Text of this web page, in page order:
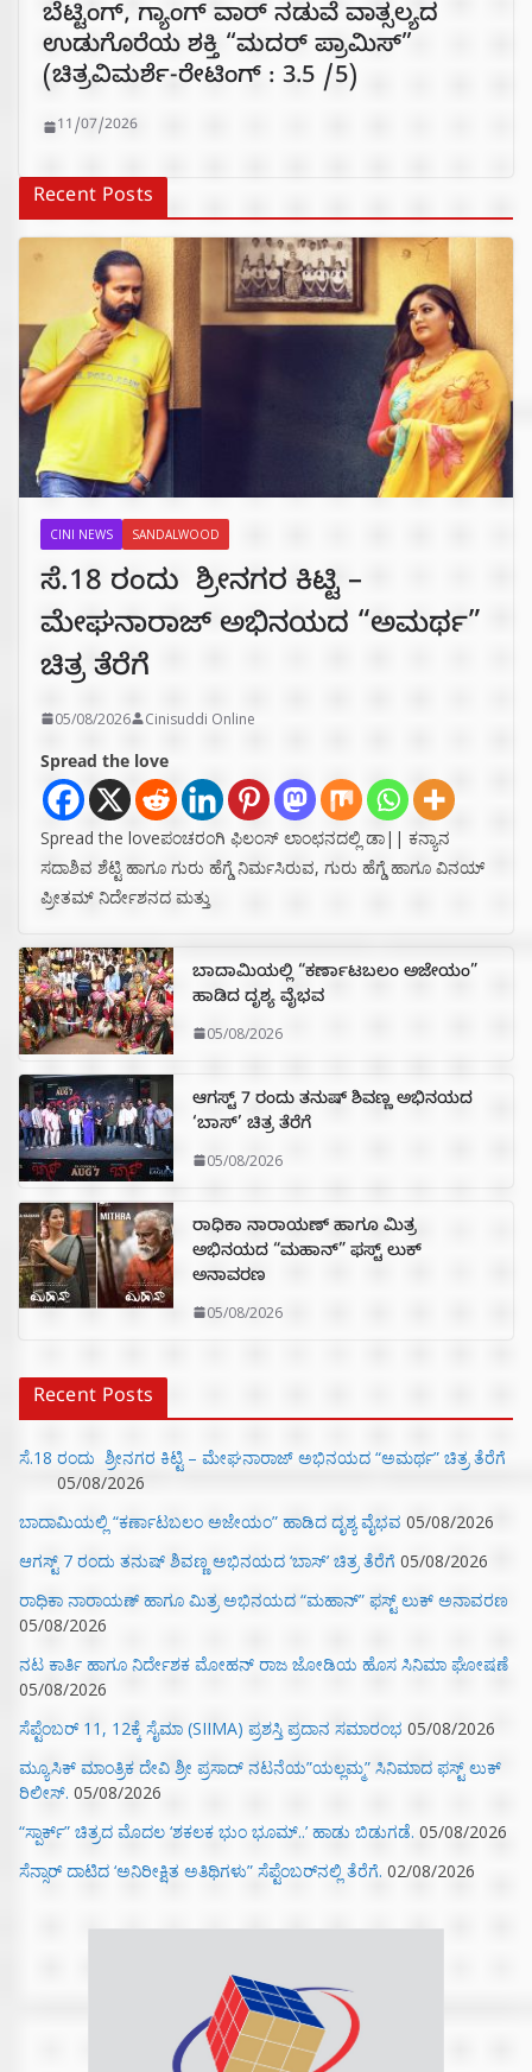
ಬೆಟ್ಟಿಂಗ್, ಗ್ಯಾಂಗ್ ವಾರ್ ನಡುವೆ ವಾತ್ಸಲ್ಯದ
ಉಡುಗೊರೆಯ ಶಕ್ತಿ “ಮದರ್ ಪ್ರಾಮಿಸ್”
(ಚಿತ್ರವಿಮರ್ಶೆ-ರೇಟಿಂಗ್ : 3.5 /5)
11/07/2026
Recent Posts
CINI NEWS SANDALWOOD
ಸೆ.18 ರಂದು ಶ್ರೀನಗರ ಕಿಟ್ಟಿ –
ಮೇಘನಾರಾಜ್ ಅಭಿನಯದ “ಅಮರ್ಥ”
ಚಿತ್ರ ತೆರೆಗೆ
05/08/2026 Cinisuddi Online
Spread the love
Spread the loveಪಂಚರಂಗಿ ಫಿಲಂಸ್ ಲಾಂಛನದಲ್ಲಿ ಡಾ|| ಕನ್ಯಾನ
ಸದಾಶಿವ ಶೆಟ್ಟಿ ಹಾಗೂ ಗುರು ಹೆಗ್ಡೆ ನಿರ್ಮಸಿರುವ, ಗುರು ಹೆಗ್ಡೆ ಹಾಗೂ ವಿನಯ್
ಪ್ರೀತಮ್ ನಿರ್ದೇಶನದ ಮತ್ತು
ಬಾದಾಮಿಯಲ್ಲಿ “ಕರ್ಣಾಟಬಲಂ ಅಜೇಯಂ”
ಹಾಡಿದ ದೃಶ್ಯ ವೈಭವ
05/08/2026
ಆಗಸ್ಟ್ 7 ರಂದು ತನುಷ್ ಶಿವಣ್ಣ ಅಭಿನಯದ
‘ಬಾಸ್’ ಚಿತ್ರ ತೆರೆಗೆ
05/08/2026
ರಾಧಿಕಾ ನಾರಾಯಣ್ ಹಾಗೂ ಮಿತ್ರ
ಅಭಿನಯದ “ಮಹಾನ್” ಫಸ್ಟ್ ಲುಕ್
ಅನಾವರಣ
05/08/2026
Recent Posts
ಸೆ.18 ರಂದು ಶ್ರೀನಗರ ಕಿಟ್ಟಿ – ಮೇಘನಾರಾಜ್ ಅಭಿನಯದ “ಅಮರ್ಥ” ಚಿತ್ರ ತೆರೆಗೆ
05/08/2026
ಬಾದಾಮಿಯಲ್ಲಿ “ಕರ್ಣಾಟಬಲಂ ಅಜೇಯಂ” ಹಾಡಿದ ದೃಶ್ಯ ವೈಭವ 05/08/2026
ಆಗಸ್ಟ್ 7 ರಂದು ತನುಷ್ ಶಿವಣ್ಣ ಅಭಿನಯದ ‘ಬಾಸ್’ ಚಿತ್ರ ತೆರೆಗೆ 05/08/2026
ರಾಧಿಕಾ ನಾರಾಯಣ್ ಹಾಗೂ ಮಿತ್ರ ಅಭಿನಯದ “ಮಹಾನ್” ಫಸ್ಟ್ ಲುಕ್ ಅನಾವರಣ
05/08/2026
ನಟ ಕಾರ್ತಿ ಹಾಗೂ ನಿರ್ದೇಶಕ ಮೋಹನ್ ರಾಜ ಜೋಡಿಯ ಹೊಸ ಸಿನಿಮಾ ಘೋಷಣೆ
05/08/2026
ಸೆಪ್ಟೆಂಬರ್ 11, 12ಕ್ಕೆ ಸೈಮಾ (SIIMA) ಪ್ರಶಸ್ತಿ ಪ್ರದಾನ ಸಮಾರಂಭ 05/08/2026
ಮ್ಯೂಸಿಕ್‌ ಮಾಂತ್ರಿಕ ದೇವಿ ಶ್ರೀ ಪ್ರಸಾದ್ ನಟನೆಯ”ಯಲ್ಲಮ್ಮ” ಸಿನಿಮಾದ ಫಸ್ಟ್‌ ಲುಕ್‌
ರಿಲೀಸ್. 05/08/2026
“ಸ್ಪಾರ್ಕ್” ಚಿತ್ರದ ಮೊದಲ‌ ‘ಶಕಲಕ ಭುಂ‌ ಭೂಮ್..’ ಹಾಡು ಬಿಡುಗಡೆ. 05/08/2026
ಸೆನ್ಸಾರ್ ದಾಟಿದ ‘ಅನಿರೀಕ್ಷಿತ ಅತಿಥಿಗಳು” ಸೆಪ್ಟೆಂಬರ್‌ನಲ್ಲಿ ತೆರೆಗೆ. 02/08/2026